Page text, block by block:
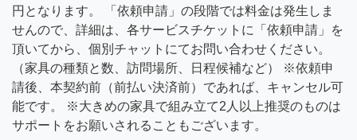
円となります。 「依頼申請」の段階では料金は発生しま
せんので、詳細は、各サービスチケットに「依頼申請」を
頂いてから、個別チャットにてお問い合わせください。
（家具の種類と数、訪問場所、日程候補など） ※依頼申
請後、本契約前（前払い決済前）であれば、キャンセル可
能です。 ※大きめの家具で組み立て2人以上推奨のものは
サポートをお願いされることもございます。